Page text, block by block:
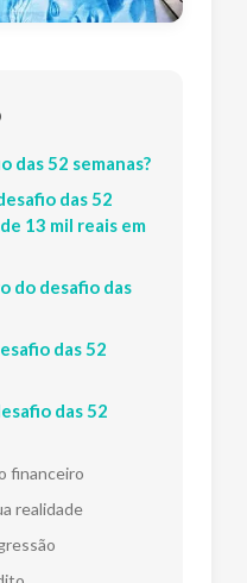
das 52 semanas?
das 52
13 mil reais em
do desafio das
das 52
das 52
financeiro
realidade